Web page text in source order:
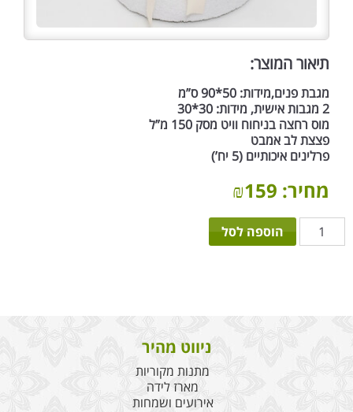
תיאור המוצר:
מגבת פנים,מידות: 50*90 ס”מ
2 מגבות אישית, מידות: 30*30
מוס רחצה בניחוח וויט מסק 150 מ”ל
פצצת לב אמבט
פרלינים איכותיים (5 יח’)
מחיר: ₪159
כמות
הוספה לסל
ניווט מהיר
מתנות מקוריות
מארז לידה
אירועים ושמחות